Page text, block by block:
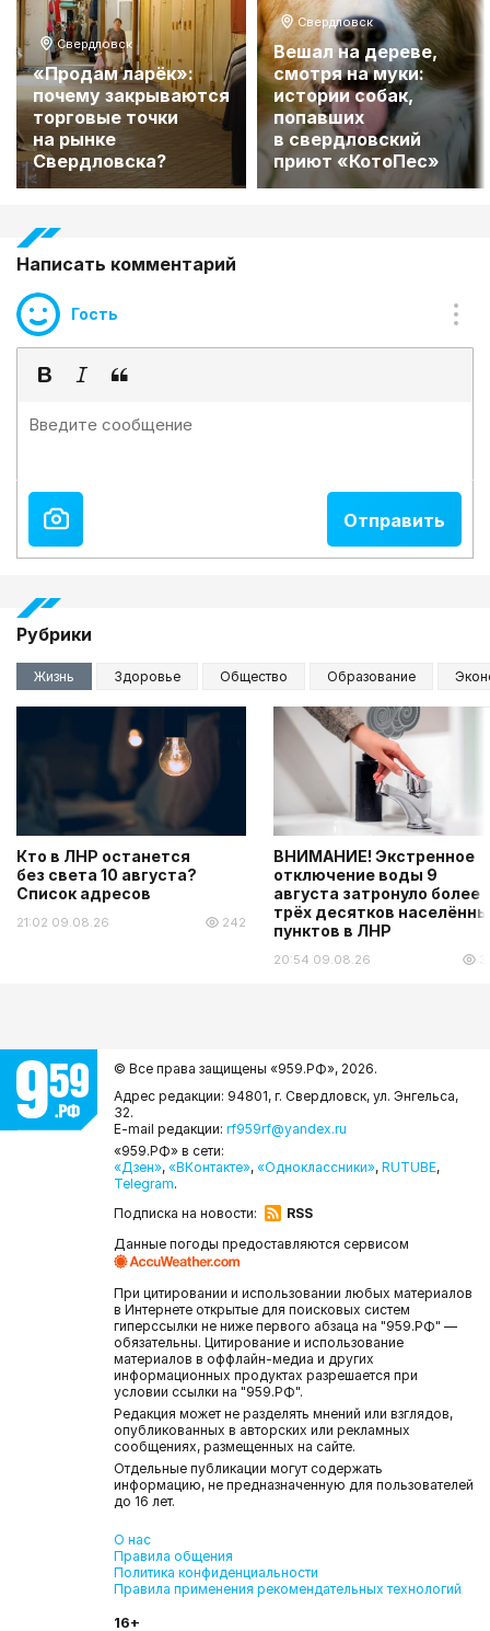
Свердловск
«Продам ларёк»:
почему закрываются
торговые точки
на рынке
Свердловска?
Свердловск
Вешал на дереве,
смотря на муки:
истории собак,
попавших
в свердловский
приют «КотоПес»
Написать комментарий
Гость
Рубрики
Жизнь Здоровье Общество Образование
Кто в ЛНР останется
без света 10 августа?
Список адресов
21:02 09.08.26 242
ВНИМАНИЕ! Экстренное
отключение воды 9
августа затронуло более
трёх десятков
пунктов в ЛНР
20:54 09.08.26
© Все права защищены «959.РФ», 2026.
Адрес редакции: 94801, г. Свердловск, ул. Энгельса,
32.
E-mail редакции: rf959rf@yandex.ru
«959.РФ» в сети:
«Дзен», «ВКонтакте», «Одноклассники», RUTUBE,
Telegram.
Подписка на новости:
RSS
Данные погоды предоставляются сервисом
При цитировании и использовании любых материалов
в Интернете открытые для поисковых систем
гиперссылки не ниже первого абзаца на "959.РФ" —
обязательны. Цитирование и использование
материалов в оффлайн-медиа и других
информационных продуктах разрешается при
условии ссылки на "959.РФ".
Редакция может не разделять мнений или взглядов,
опубликованных в авторских или рекламных
сообщениях, размещенных на сайте.
Отдельные публикации могут содержать
информацию, не предназначенную для пользователей
до 16 лет.
О нас
Правила общения
Политика конфиденциальности
Правила применения рекомендательных технологий
16+